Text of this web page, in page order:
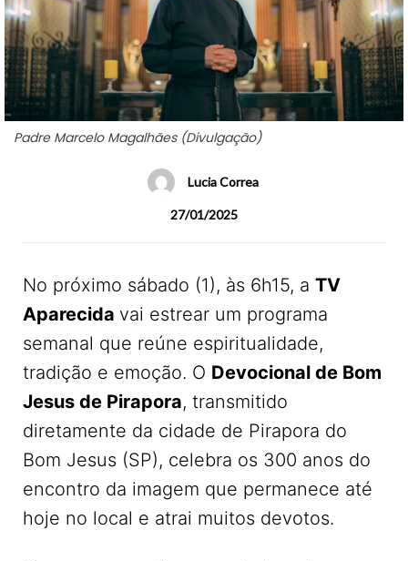
Padre Marcelo Magalhães (Divulgação)
Lucia Correa
27/01/2025
No próximo sábado (1), às 6h15, a TV
Aparecida vai estrear um programa
semanal que reúne espiritualidade,
tradição e emoção. O Devocional de Bom
Jesus de Pirapora, transmitido
diretamente da cidade de Pirapora do
Bom Jesus (SP), celebra os 300 anos do
encontro da imagem que permanece até
hoje no local e atrai muitos devotos.